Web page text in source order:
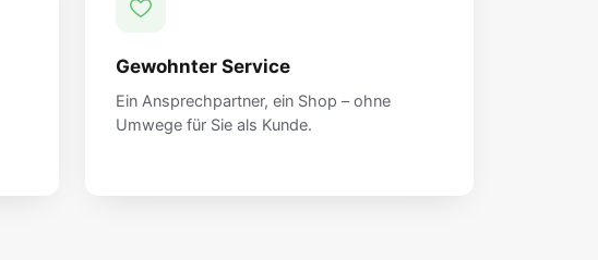
Gewohnter Service
Ein Ansprechpartner, ein Shop – ohne
Umwege für Sie als Kunde.